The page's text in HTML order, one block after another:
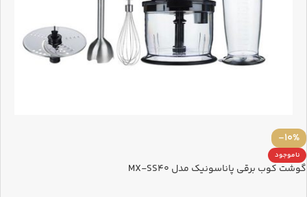
-10%
ناموجود
گوشت کوب برقی پاناسونیک مدل MX-SS40